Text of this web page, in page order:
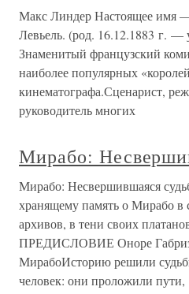
Макс Линдер Настоящее имя
Левьель. (род. 16.12.1883 г. —
Знаменитый французский
наиболее популярных
кинематографа.Сценарист,
руководитель многих
Мирабо:
Мирабо: Несвершившаяся
хранящему память о Мирабо в
архивов, в тени своих
ПРЕДИСЛОВИЕ Оноре
МирабоИсторию решили
человек: они проложили пути,